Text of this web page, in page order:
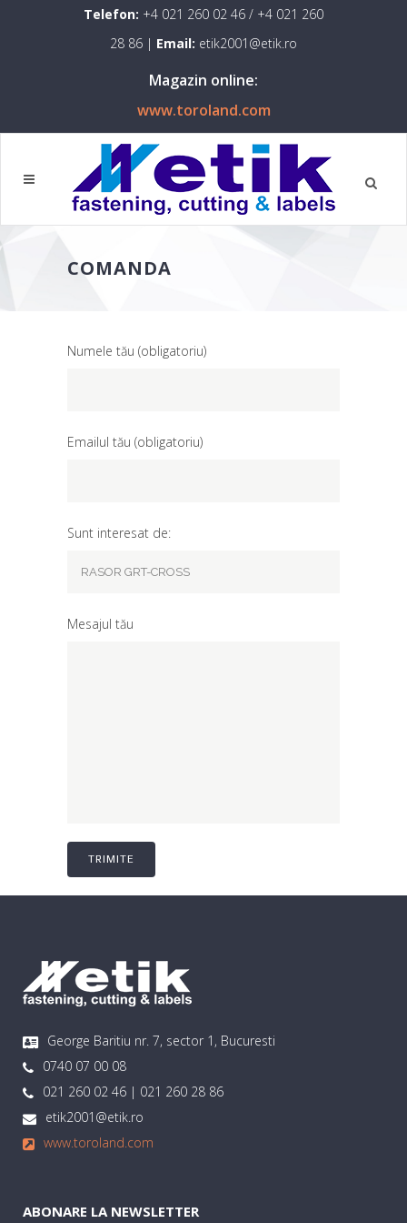
Telefon: +4 021 260 02 46 / +4 021 260
28 86 | Email: etik2001@etik.ro
Magazin online:
www.toroland.com
COMANDA
Numele tău (obligatoriu)
Emailul tău (obligatoriu)
Sunt interesat de:
Mesajul tău
George Baritiu nr. 7, sector 1, Bucuresti
0740 07 00 08
021 260 02 46 | 021 260 28 86
etik2001@etik.ro
www.toroland.com
ABONARE LA NEWSLETTER